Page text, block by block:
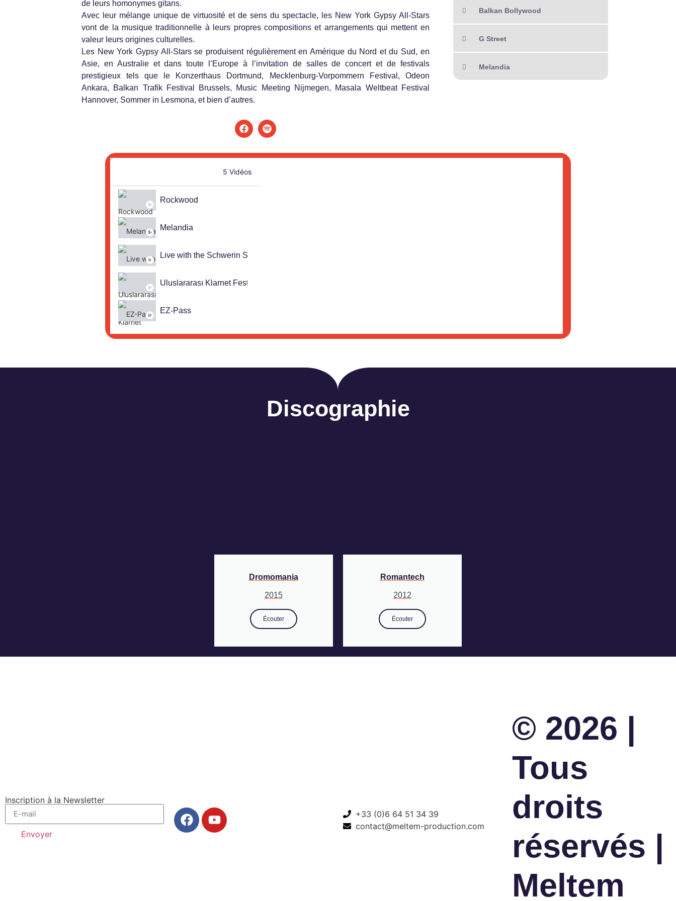
de leurs homonymes gitans.
Avec leur mélange unique de virtuosité et de sens du spectacle, les New York Gypsy All-Stars
vont de la musique traditionnelle à leurs propres compositions et arrangements qui mettent en
valeur leurs origines culturelles.
Les New York Gypsy All-Stars se produisent régulièrement en Amérique du Nord et du Sud, en
Asie, en Australie et dans toute l’Europe à l’invitation de salles de concert et de festivals
prestigieux tels que le Konzerthaus Dortmund, Mecklenburg-Vorpommern Festival, Odeon
Ankara, Balkan Trafik Festival Brussels, Music Meeting Nijmegen, Masala Weltbeat Festival
Hannover, Sommer in Lesmona, et bien d’autres.
Balkan Bollywood
G Street
Melandia
5 Vidéos
Rockwood
Melandia
Live with the Schwerin Staatskapelle
Uluslararası Klarnet Festivali, Dünya Tek Nefes Konseri
EZ-Pass
Discographie
Dromomania
2015
Écouter
Romantech
2012
Écouter
Inscription à la Newsletter
Envoyer
+33 (0)6 64 51 34 39
contact@meltem-production.com
© 2026 |
Tous
droits
réservés |
Meltem